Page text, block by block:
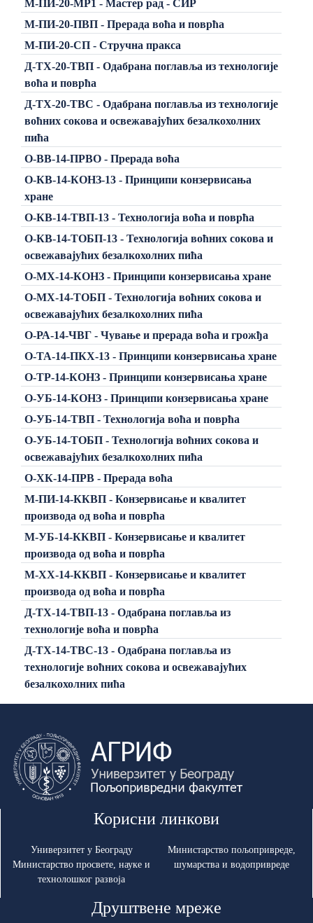
М-ПИ-20-МР1 - Мастер рад - СИР
М-ПИ-20-ПВП - Прерада воћа и поврћа
М-ПИ-20-СП - Стручна пракса
Д-ТХ-20-ТВП - Одабрана поглавља из технологије
воћа и поврћа
Д-ТХ-20-ТВС - Одабрана поглавља из технологије
воћних сокова и освежавајућих безалкохолних
пића
О-ВВ-14-ПРВО - Прерада воћа
О-КВ-14-КОНЗ-13 - Принципи конзервисања
хране
О-КВ-14-ТВП-13 - Технологија воћа и поврћа
О-КВ-14-ТОБП-13 - Технологија воћних сокова и
освежавајућих безалкохолних пића
О-МХ-14-КОНЗ - Принципи конзервисања хране
О-МХ-14-ТОБП - Технологија воћних сокова и
освежавајућих безалкохолних пића
О-РА-14-ЧВГ - Чување и прерада воћа и грожђа
О-ТА-14-ПКХ-13 - Принципи конзервисања хране
О-ТР-14-КОНЗ - Принципи конзервисања хране
О-УБ-14-КОНЗ - Принципи конзервисања хране
О-УБ-14-ТВП - Технологија воћа и поврћа
О-УБ-14-ТОБП - Технологија воћних сокова и
освежавајућих безалкохолних пића
О-ХК-14-ПРВ - Прерада воћа
М-ПИ-14-ККВП - Конзервисање и квалитет
производа од воћа и поврћа
М-УБ-14-ККВП - Конзервисање и квалитет
производа од воћа и поврћа
М-ХХ-14-ККВП - Конзервисање и квалитет
производа од воћа и поврћа
Д-ТХ-14-ТВП-13 - Одабрана поглавља из
технологије воћа и поврћа
Д-ТХ-14-ТВС-13 - Одабрана поглавља из
технологије воћних сокова и освежавајућих
безалкохолних пића
Корисни линкови
Универзитет у Београду
Министарство просвете, науке и
технолошког развоја
Министарство пољопривреде,
шумарства и водопривреде
Друштвене мреже